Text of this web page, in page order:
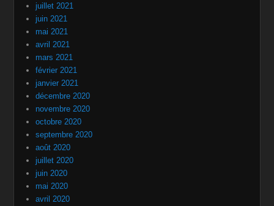
juillet 2021
juin 2021
mai 2021
avril 2021
mars 2021
février 2021
janvier 2021
décembre 2020
novembre 2020
octobre 2020
septembre 2020
août 2020
juillet 2020
juin 2020
mai 2020
avril 2020